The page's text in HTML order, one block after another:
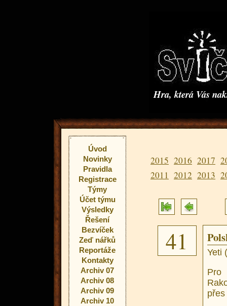
Hra, která Vás
Úvod
Novinky
Pravidla
Registrace
Týmy
Účet týmu
Výsledky
Řešení
Bezvíček
Zeď nářků
Reportáže
Kontakty
Archiv 07
Archiv 08
Archiv 09
Archiv 10
2017
2016
2015
2013
2012
2011
41
Yeti